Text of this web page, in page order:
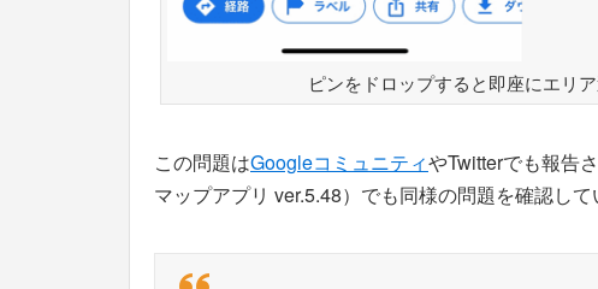
ピンをドロップすると即座にエリ
この問題はGoogleコミュニティやTwitterでも報告
マップアプリ ver.5.48）でも同様の問題を確認して